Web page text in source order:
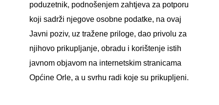
poduzetnik, podnošenjem zahtjeva za potporu
koji sadrži njegove osobne podatke, na ovaj
Javni poziv, uz tražene priloge, dao privolu za
njihovo prikupljanje, obradu i korištenje istih
javnom objavom na internetskim stranicama
Općine Orle, a u svrhu radi koje su prikupljeni.